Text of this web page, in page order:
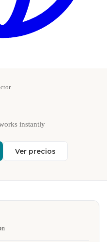
instantly
Ver precios